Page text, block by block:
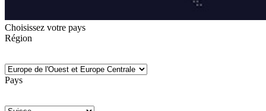
Choisissez votre pays
Région
Pays